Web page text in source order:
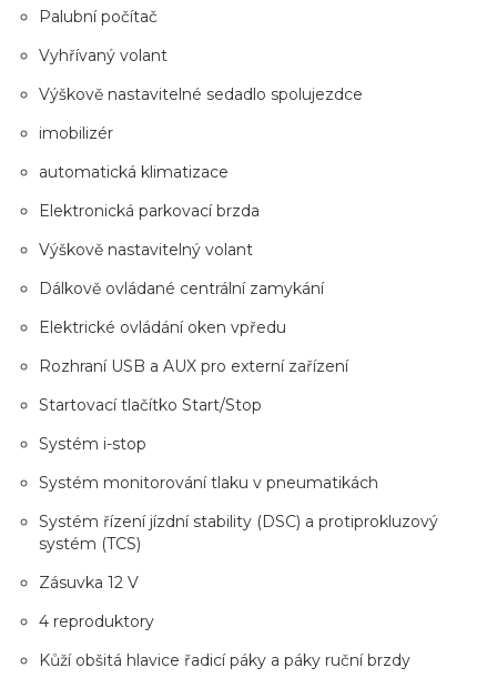
Palubní počítač
Vyhřívaný volant
Výškově nastavitelné sedadlo spolujezdce
imobilizér
automatická klimatizace
Elektronická parkovací brzda
Výškově nastavitelný volant
Dálkově ovládané centrální zamykání
Elektrické ovládání oken vpředu
Rozhraní USB a AUX pro externí zařízení
Startovací tlačítko Start/Stop
Systém i-stop
Systém monitorování tlaku v pneumatikách
Systém řízení jízdní stability (DSC) a protiprokluzový
systém (TCS)
Zásuvka 12 V
4 reproduktory
Kůží obšitá hlavice řadicí páky a páky ruční brzdy